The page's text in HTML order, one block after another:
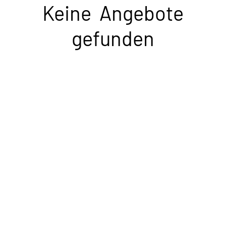
Keine Angebote
gefunden